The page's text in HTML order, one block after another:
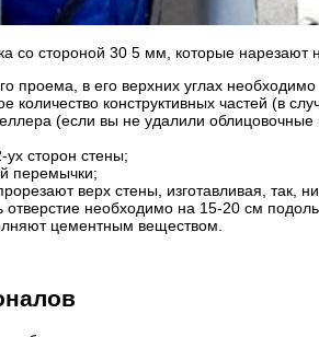
со стороной 30 5 мм, которые
в его верхних углах
количество конструктивных частей (в
(если вы не удалили
сторон стены;
перемычки;
верх стены, изготавливая,
отверстие необходимо на 15-20 см
цементным веществом.